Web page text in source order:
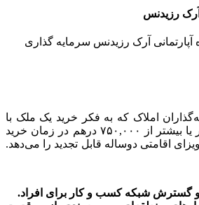
آرک رزیدنس
املاک که به فکر خرید یک ملک با
ارزش افزوده خرید برابر یا بیشتر از ۷۵۰,۰۰۰ درهم در زمان خرید
اقامتی دوساله قابل تجدید را می‌دهد.
و گسترش شبکه کسب و کار برای افراد.